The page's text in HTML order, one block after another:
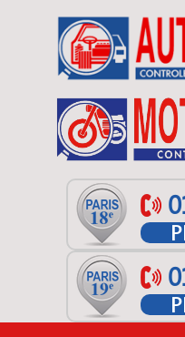
AUTOVISION
MOTOVISION